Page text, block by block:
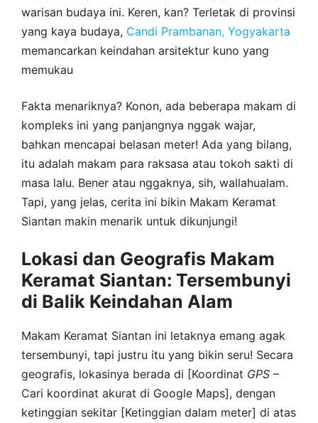
warisan budaya ini. Keren, kan? Terletak di provinsi
yang kaya budaya, Candi Prambanan, Yogyakarta
memancarkan keindahan arsitektur kuno yang
memukau
Fakta menariknya? Konon, ada beberapa makam di
kompleks ini yang panjangnya nggak wajar,
bahkan mencapai belasan meter! Ada yang bilang,
itu adalah makam para raksasa atau tokoh sakti di
masa lalu. Bener atau nggaknya, sih, wallahualam.
Tapi, yang jelas, cerita ini bikin Makam Keramat
Siantan makin menarik untuk dikunjungi!
Lokasi dan Geografis Makam
Keramat Siantan: Tersembunyi
di Balik Keindahan Alam
Makam Keramat Siantan ini letaknya emang agak
tersembunyi, tapi justru itu yang bikin seru! Secara
geografis, lokasinya berada di [Koordinat GPS –
Cari koordinat akurat di Google Maps], dengan
ketinggian sekitar [Ketinggian dalam meter] di atas